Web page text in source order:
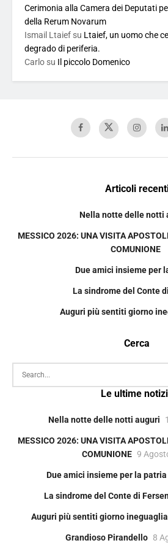
Cerimonia alla Camera dei Deputati
della Rerum Novarum
Ismail Ltaief su Ltaief, un uomo che
degrado di periferia.
Carlo su Il piccolo Domenico
Articoli
Nella notte delle notti
MESSICO 2026: UNA VISITA
COMUNIONE
Due amici insieme per
La sindrome del Conte
Auguri più sentiti giorno
Cerca
Le ultime
Nella notte delle notti auguri
MESSICO 2026: UNA VISITA
COMUNIONE 9
Due amici insieme per la patria
La sindrome del Conte di
Auguri più sentiti giorno
Grandioso Pirandello 8